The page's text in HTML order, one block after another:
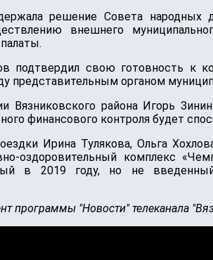
решение Совета народных
внешнего
подтвердил свою готовность к
представительным органом
Вязниковского района Игорь
финансового контроля будет
Ирина Тулякова, Ольга
оздоровительный комплекс
в 2019 году, но не
программы "Новости" телеканала